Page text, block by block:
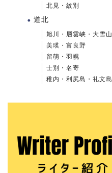
北見・紋別
道北
旭川・層雲峡・大雪山
美瑛・富良野
留萌・羽幌
士別・名寄
稚内・利尻島・礼文島